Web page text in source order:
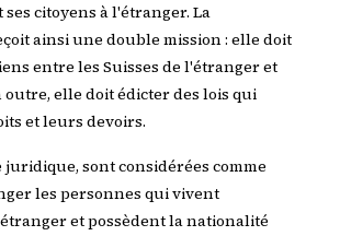
citoyens à l'étranger. La
ainsi une double mission : elle doit
entre les Suisses de l'étranger et
outre, elle doit édicter des lois qui
et leurs devoirs.
sont considérées comme
les personnes qui vivent
et possèdent la nationalité